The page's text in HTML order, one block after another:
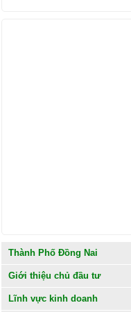
Thành Phố Đồng Nai
Giới thiệu chủ đầu tư
Lĩnh vực kinh doanh